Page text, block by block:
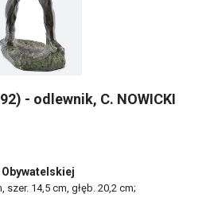
- odlewnik, C. NOWICKI
szer. 14,5 cm, głęb. 20,2 cm;